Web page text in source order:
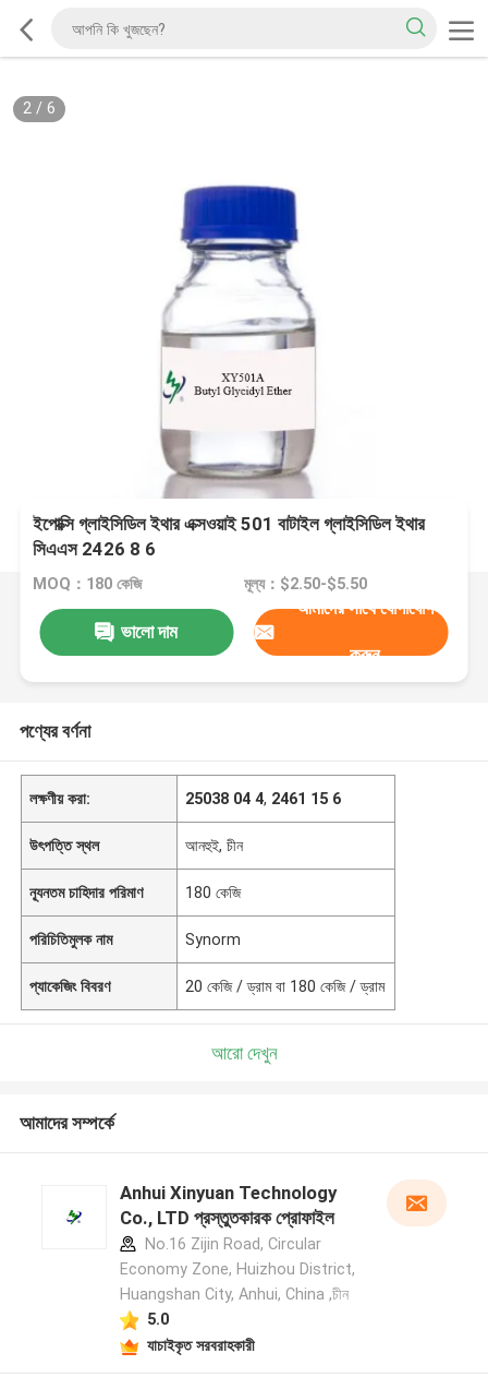
2/ 6
ইপোক্সি গ্লাইসিডিল ইথার এক্সওয়াই 501 বাটাইল গ্লাইসিডিল ইথার
সিএএস 2426 8 6
MOQ：180 কেজি মূল্য：$2.50-$5.50
ভালো দাম
আমাদের সাথে যোগাযোগ
করুন
পণ্যের বর্ণনা
লক্ষণীয় করা: 25038 04 4, 2461 15 6
উৎপত্তি স্থল আনহুই, চীন
ন্যূনতম চাহিদার পরিমাণ 180 কেজি
পরিচিতিমুলক নাম Synorm
প্যাকেজিং বিবরণ 20 কেজি / ড্রাম বা 180 কেজি / ড্রাম
আরো দেখুন
আমাদের সম্পর্কে
Anhui Xinyuan Technology
Co., LTD প্রস্তুতকারক প্রোফাইল
No.16 Zijin Road, Circular
Economy Zone, Huizhou District,
Huangshan City, Anhui, China ,চীন
5.0
যাচাইকৃত সরবরাহকারী